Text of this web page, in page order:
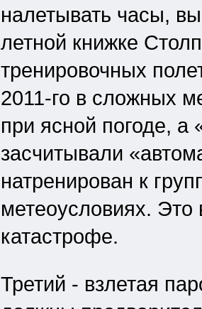
налетывать часы,
летной книжке
тренировочных
2011-го в сложных
при ясной погоде,
засчитывали
натренирован к
метеоусловиях.
катастрофе.
Третий - взлетая